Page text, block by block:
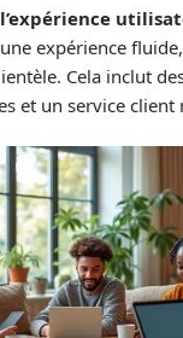
expérience
Cela inclut
et un service client